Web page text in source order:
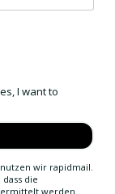
I want to
wir rapidmail.
die
werden.